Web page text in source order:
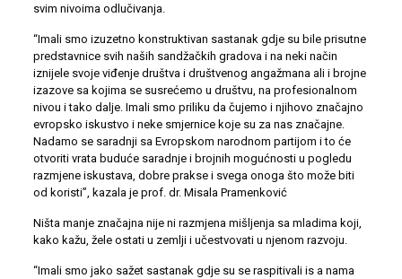
svim nivoima odlučivanja.
“Imali smo izuzetno konstruktivan sastanak gdje su bile prisutne
predstavnice svih naših sandžačkih gradova i na neki način
iznijele svoje viđenje društva i društvenog angažmana ali i brojne
izazove sa kojima se susrećemo u društvu, na profesionalnom
nivou i tako dalje. Imali smo priliku da čujemo i njihovo značajno
evropsko iskustvo i neke smjernice koje su za nas značajne.
Nadamo se saradnji sa Evropskom narodnom partijom i to će
otvoriti vrata buduće saradnje i brojnih mogućnosti u pogledu
razmjene iskustava, dobre prakse i svega onoga što može biti
od koristi”, kazala je prof. dr. Misala Pramenković
Ništa manje značajna nije ni razmjena mišljenja sa mladima koji,
kako kažu, žele ostati u zemlji i učestvovati u njenom razvoju.
“Imali smo jako sažet sastanak gdje su se raspitivali is a nama